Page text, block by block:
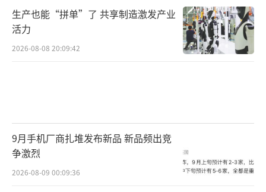
生产也能“拼单”了 共享制造激发产业
活力
2026-08-08 20:09:42
9月手机厂商扎堆发布新品 新品频出竞
争激烈
2026-08-09 00:09:36